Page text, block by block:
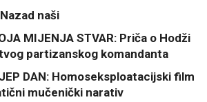
naši
MIJENJA STVAR: Priča o Hodži
partizanskog komandanta
DAN: Homoseksploatacijski film
mučenički narativ